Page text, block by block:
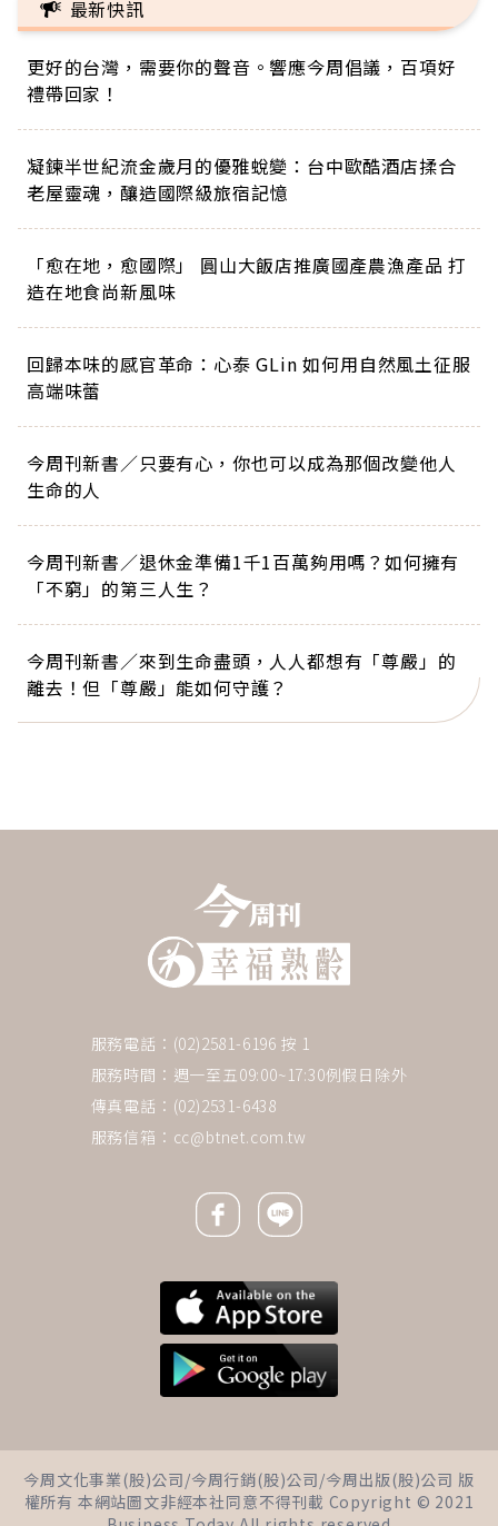
討厭父母情緒勒索，為何兒女說
我也這樣？心理師點破關鍵：別
最新快訊
更好的台灣，需要你的聲音。響應今周倡議，百項好
禮帶回家！
凝鍊半世紀流金歲月的優雅蛻變：台中歐酷酒店揉合
老屋靈魂，釀造國際級旅宿記憶
「愈在地，愈國際」 圓山大飯店推廣國產農漁產品 打
造在地食尚新風味
回歸本味的感官革命：心泰 GLin 如何用自然風土征服
高端味蕾
今周刊新書／只要有心，你也可以成為那個改變他人
生命的人
今周刊新書／退休金準備1千1百萬夠用嗎？如何擁有
「不窮」的第三人生？
今周刊新書／來到生命盡頭，人人都想有「尊嚴」的
離去！但「尊嚴」能如何守護？
服務電話：(02)2581-6196 按 1
服務時間：週一至五09:00~17:30例假日除外
傳真電話：(02)2531-6438
服務信箱： cc@btnet.com.tw
Facebook icon
Line icon
今周文化事業(股)公司/今周行銷(股)公司/今周出版(股)公司 版
權所有 本網站圖文非經本社同意不得刊載 Copyright © 2021